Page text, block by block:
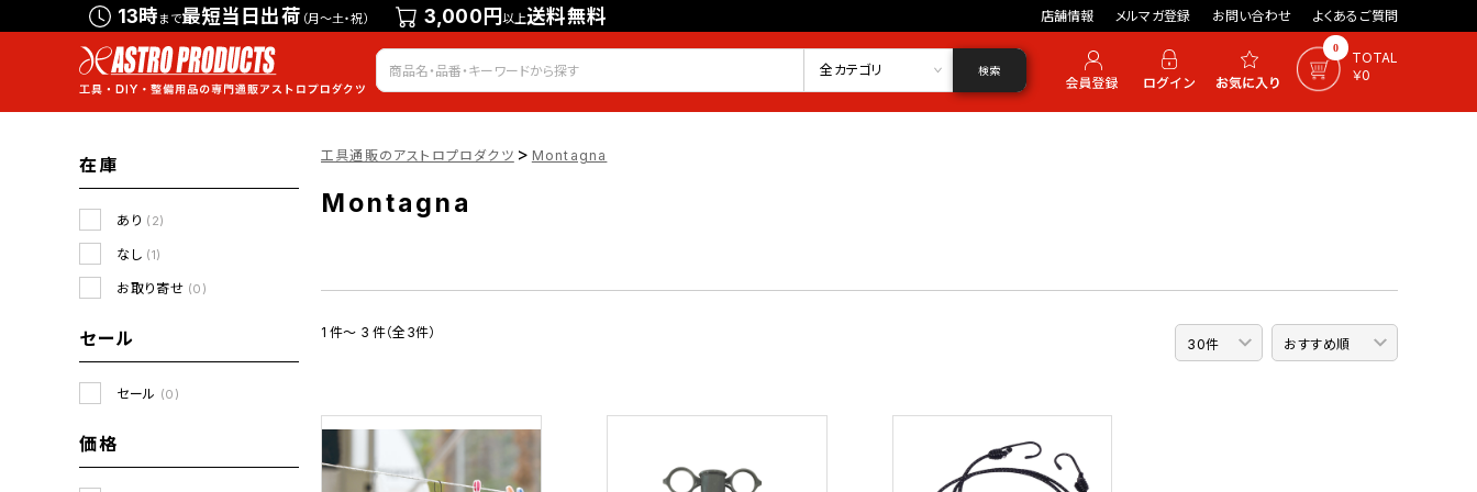
13時まで最短当日出荷 （月～土・祝） 3,000円以上送料無料 店舗情報 メルマガ登録 お問い合わせ よくあるご質問
会員登録 ログイン お気に入り 0
TOTAL
￥0
全カテゴリ 検索
在庫
あり (2)
なし (1)
お取り寄せ (0)
セール
セール (0)
価格
工具通販のアストロプロダクツ > Montagna
Montagna
1 件～ 3 件（全3件）